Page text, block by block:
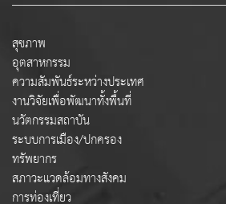
สุขภาพ
อุตสาหกรรม
ความสัมพันธ์ระหว่างประเทศ
งานวิจัยเพื่อพัฒนาทั้งพื้นที่
นวัตกรรมสถาบัน
ระบบการเมือง/ปกครอง
ทรัพยากร
สภาวะแวดล้อมทางสังคม
การท่องเที่ยว